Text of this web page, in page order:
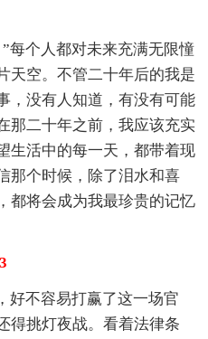
每个人都对未来充满无限憧
天空。不管二十年后的我是
，没有人知道，有没有可能
那二十年之前，我应该充实
生活中的每一天，都带着现
那个时候，除了泪水和喜
都将会成为我最珍贵的记忆
不容易打赢了这一场官
得挑灯夜战。看着法律条